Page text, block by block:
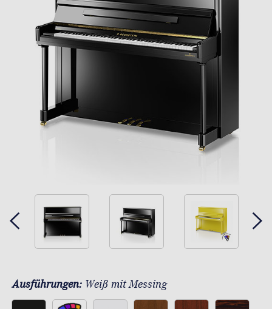
Ausführungen: Weiß mit Messing